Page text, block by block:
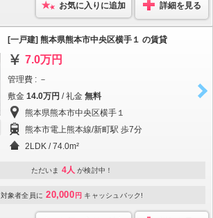
お気に入りに追加 詳細を見る
[一戸建] 熊本県熊本市中央区横手１ の賃貸
7.0万円
管理費 : －
敷金 14.0万円 / 礼金 無料
熊本県熊本市中央区横手１
熊本市電上熊本線/新町駅 歩7分
2LDK / 74.0m²
ただいま 4人 が検討中！
対象者全員に 20,000 円 キャッシュバック!